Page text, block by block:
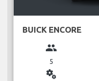
BUICK ENCORE
group
5
miscellaneous_services